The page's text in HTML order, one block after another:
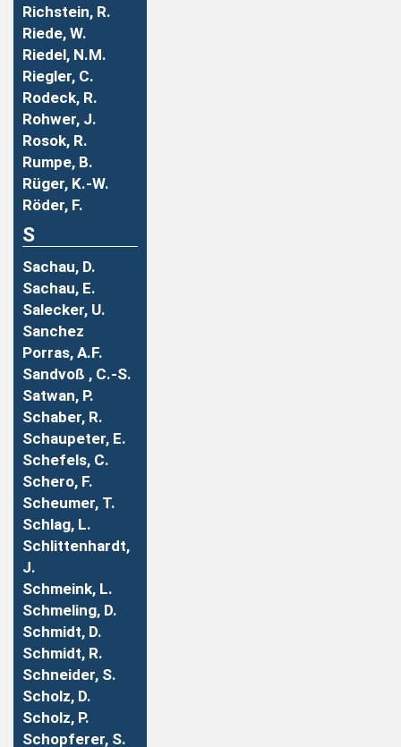
Richstein, R.
Riede, W.
Riedel, N.M.
Riegler, C.
Rodeck, R.
Rohwer, J.
Rosok, R.
Rumpe, B.
Rüger, K.-W.
Röder, F.
S
Sachau, D.
Sachau, E.
Salecker, U.
Sanchez
Porras, A.F.
Sandvoß , C.-S.
Satwan, P.
Schaber, R.
Schaupeter, E.
Schefels, C.
Schero, F.
Scheumer, T.
Schlag, L.
Schlittenhardt,
J.
Schmeink, L.
Schmeling, D.
Schmidt, D.
Schmidt, R.
Schneider, S.
Scholz, D.
Scholz, P.
Schopferer, S.